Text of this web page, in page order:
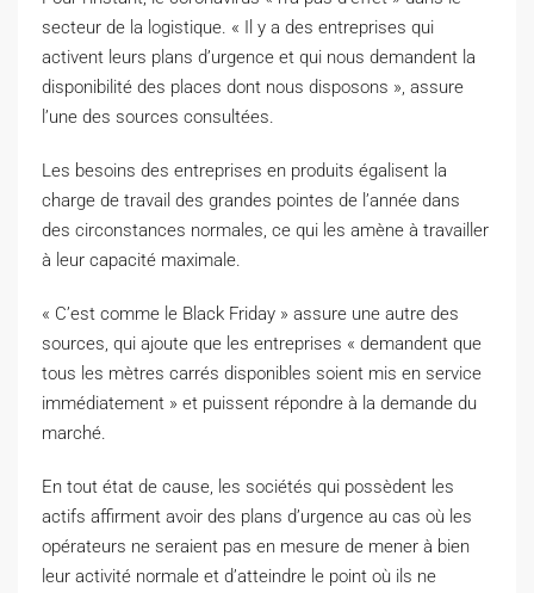
secteur de la logistique. « Il y a des entreprises qui
activent leurs plans d’urgence et qui nous demandent la
disponibilité des places dont nous disposons », assure
l’une des sources consultées.
Les besoins des entreprises en produits égalisent la
charge de travail des grandes pointes de l’année dans
des circonstances normales, ce qui les amène à travailler
à leur capacité maximale.
« C’est comme le Black Friday » assure une autre des
sources, qui ajoute que les entreprises « demandent que
tous les mètres carrés disponibles soient mis en service
immédiatement » et puissent répondre à la demande du
marché.
En tout état de cause, les sociétés qui possèdent les
actifs affirment avoir des plans d’urgence au cas où les
opérateurs ne seraient pas en mesure de mener à bien
leur activité normale et d’atteindre le point où ils ne